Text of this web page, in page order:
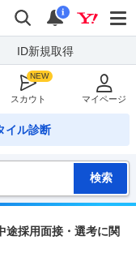
検索
通知
i
ID新規取得
スカウト マイページ
イル診断
途採用面接・選考に関